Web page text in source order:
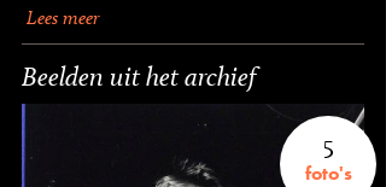
Lees meer
Beelden uit het archief
5
foto's